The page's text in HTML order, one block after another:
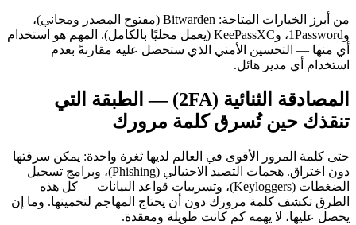
من أبرز الخيارات المتاحة: Bitwarden (مفتوح المصدر ومجاني)،
و1Password، وKeePassXC (يعمل محليًا بالكامل). المهم هو استخدام
أي منها — التحسين الأمني الذي ستحصل عليه مقارنةً بعدم
استخدام أي مدير هائل.
المصادقة الثنائية (2FA) — الطبقة التي
تنقذك حين تُسرق كلمة مرورك
حتى كلمة المرور الأقوى في العالم لديها ثغرة واحدة: يمكن سرقتها
دون اختراق. هجمات التصيد الاحتيالي (Phishing)، وبرامج تسجيل
الضغطات (Keyloggers)، وتسريبات قواعد البيانات — كل هذه
الطرق تكشف كلمة مرورك دون أن يحتاج المهاجم لتخمينها. وما إن
يحصل عليها، لا يهمه كم كانت طويلة ومعقدة.